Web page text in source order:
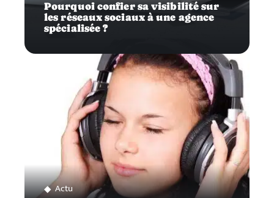
Pourquoi confier sa visibilité sur
les réseaux sociaux à une agence
spécialisée ?
Actu